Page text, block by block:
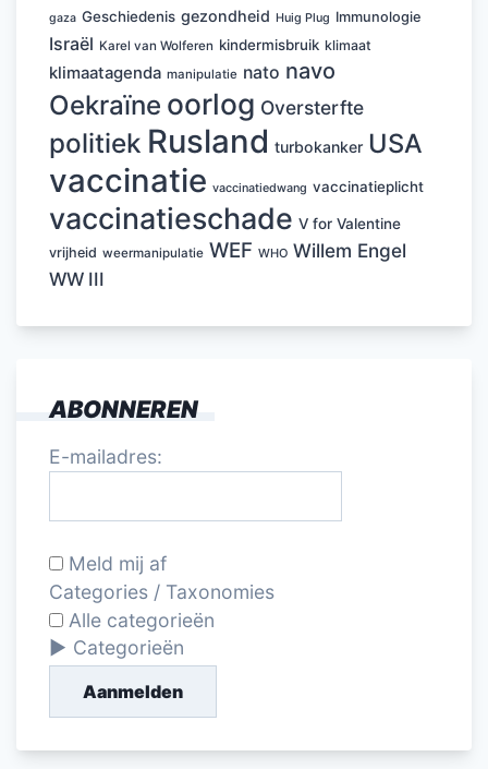
gaza Geschiedenis gezondheid Huig Plug Immunologie
Israël Karel van Wolferen kindermisbruik klimaat
klimaatagenda manipulatie nato navo
Oekraïne oorlog Oversterfte
politiek Rusland turbokanker USA
vaccinatie vaccinatiedwang vaccinatieplicht
vaccinatieschade V for Valentine
vrijheid weermanipulatie WEF WHO Willem Engel
WW III
ABONNEREN
E-mailadres:
Meld mij af
Categories / Taxonomies
Alle categorieën
Categorieën
Aanmelden